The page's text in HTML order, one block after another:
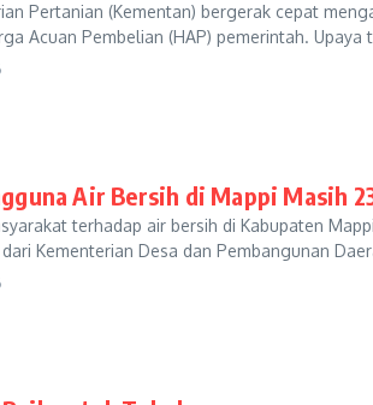
Pertanian (Kementan) bergerak cepat
Acuan Pembelian (HAP) pemerintah.
Air Bersih di Mappi Masih
terhadap air bersih di Kabupaten
Kementerian Desa dan Pembangunan